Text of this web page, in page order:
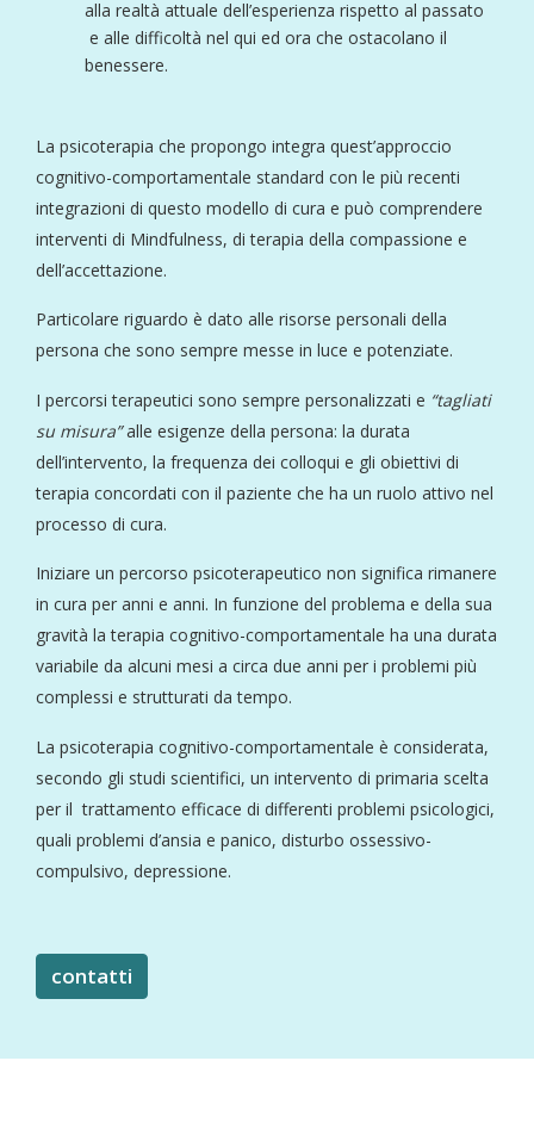
alla realtà attuale dell’esperienza rispetto al passato
e alle difficoltà nel qui ed ora che ostacolano il
benessere.
La psicoterapia che propongo integra quest’approccio
cognitivo-comportamentale standard con le più recenti
integrazioni di questo modello di cura e può comprendere
interventi di Mindfulness, di terapia della compassione e
dell’accettazione.
Particolare riguardo è dato alle risorse personali della
persona che sono sempre messe in luce e potenziate.
I percorsi terapeutici sono sempre personalizzati e “tagliati
su misura”alle esigenze della persona: la durata
dell’intervento, la frequenza dei colloqui e gli obiettivi di
terapia concordati con il paziente che ha un ruolo attivo nel
processo di cura.
Iniziare un percorso psicoterapeutico non significa rimanere
in cura per anni e anni. In funzione del problema e della sua
gravità la terapia cognitivo-comportamentale ha una durata
variabile da alcuni mesi a circa due anni per i problemi più
complessi e strutturati da tempo.
La psicoterapia cognitivo-comportamentale è considerata,
secondo gli studi scientifici, un intervento di primaria scelta
per il trattamento efficace di differenti problemi psicologici,
quali problemi d’ansia e panico, disturbo ossessivo-
compulsivo, depressione.
contatti